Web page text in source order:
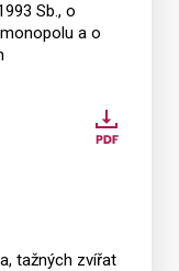
Sb., o
a o
tažných zvířat